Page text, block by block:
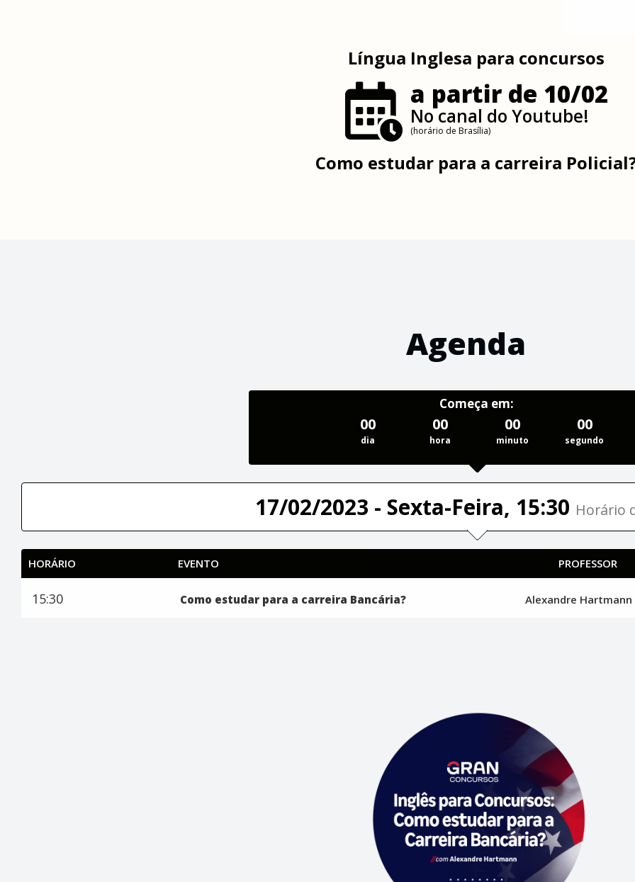
Língua Inglesa para concursos
a partir de 10/02
No canal do Youtube!
(horário de Brasília)
Como estudar para a carreira
Agenda
Começa em:
00
dia
00
hora
00
minuto
00
segundo
17/02/2023 - Sexta-Feira, 15:30 Horário
HORÁRIO EVENTO PROFESSOR
15:30 Como estudar para a carreira Bancária? Alexandre Hartmann